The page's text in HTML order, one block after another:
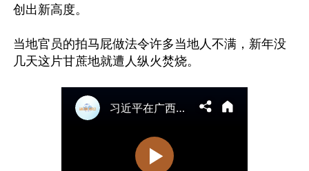
创出新高度。
当地官员的拍马屁做法令许多当地人不满，新年没